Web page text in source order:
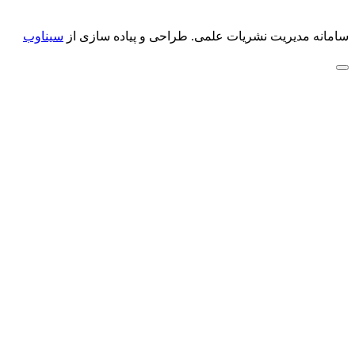
سامانه مدیریت نشریات علمی. طراحی و پیاده سازی از سیناوب